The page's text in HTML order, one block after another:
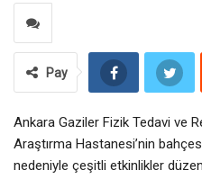
Pay
Ankara Gaziler Fizik Tedavi ve
Araştırma Hastanesi’nin
nedeniyle çeşitli etkinlikler